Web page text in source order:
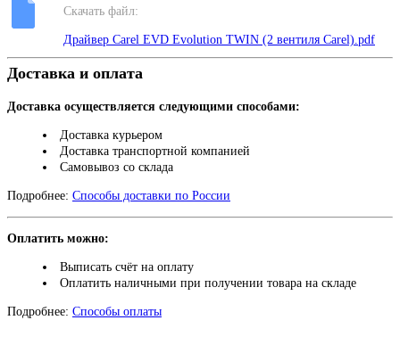
Скачать файл:
Драйвер Carel EVD Evolution TWIN (2 вентиля Carel).pdf
Доставка и оплата
Доставка осуществляется следующими способами:
Доставка курьером
Доставка транспортной компанией
Самовывоз со склада
Подробнее: Способы доставки по России
Оплатить можно:
Выписать счёт на оплату
Оплатить наличными при получении товара на складе
Подробнее: Способы оплаты